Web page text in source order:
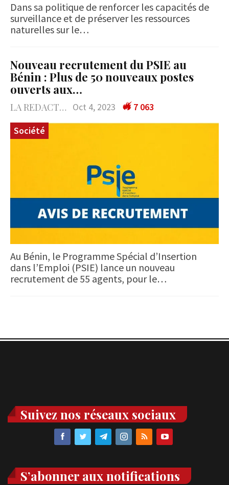
Dans sa politique de renforcer les capacités de
surveillance et de préserver les ressources
naturelles sur le…
Nouveau recrutement du PSIE au
Bénin : Plus de 50 nouveaux postes
ouverts aux…
LA REDACTION Oct 4, 2023
7 063
Société
Au Bénin, le Programme Spécial d’Insertion
dans l’Emploi (PSIE) lance un nouveau
recrutement de 55 agents, pour le…
Suivez nos réseaux sociaux
S’abonner aux notifications